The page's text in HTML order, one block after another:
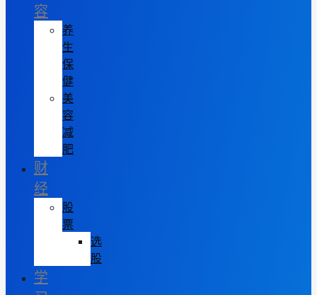
容
养
生
保
健
美
容
减
肥
财
经
股
票
选
股
学